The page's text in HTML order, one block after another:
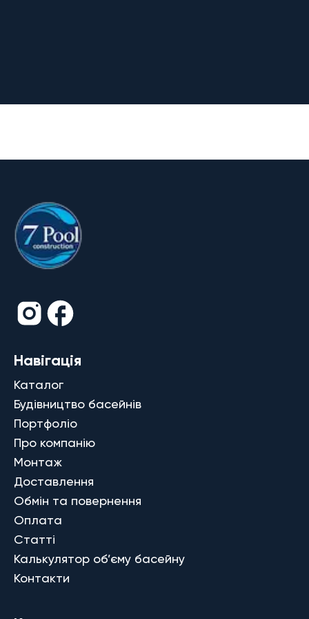
Навігація
Каталог
Будівництво басейнів
Портфоліо
Про компанію
Монтаж
Доставлення
Обмін та повернення
Оплата
Статті
Калькулятор об’єму басейну
Контакти